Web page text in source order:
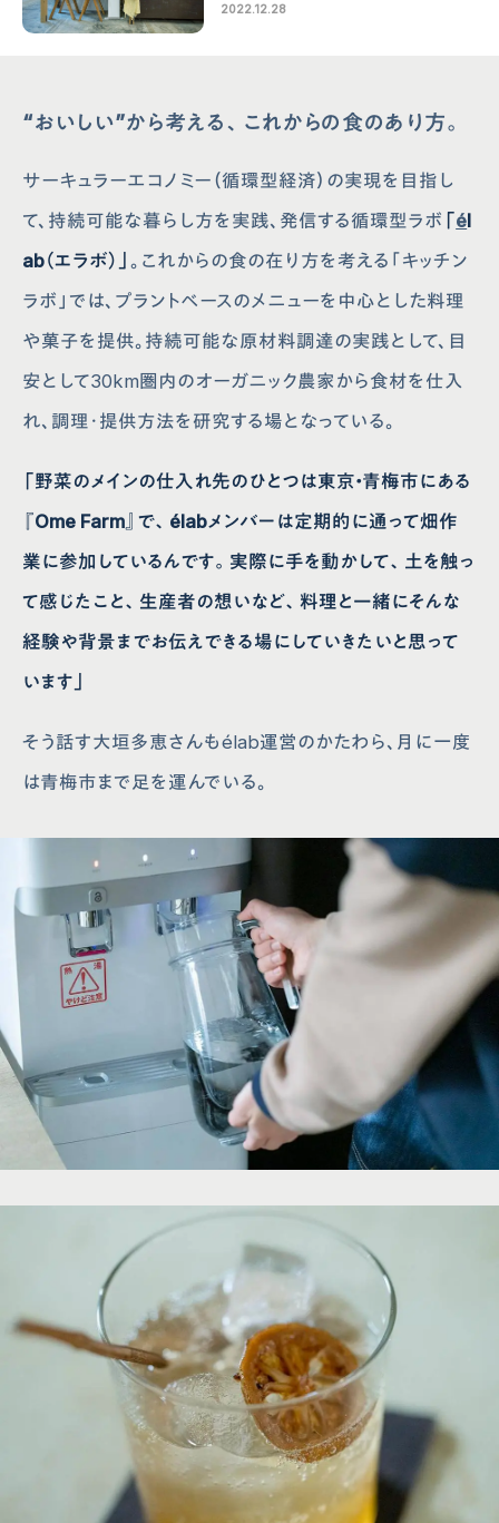
2022.12.28
“おいしい”から考える、これからの食のあり方。
サーキュラーエコノミー（循環型経済）の実現を目指し
て、持続可能な暮らし方を実践、発信する循環型ラボ 「él
ab（エラボ）」。これからの食の在り方を考える「キッチン
ラボ」では、プラントベースのメニューを中心とした料理
や菓子を提供。持続可能な原材料調達の実践として、目
安として30km圏内のオーガニック農家から食材を仕入
れ、調理・提供方法を研究する場となっている。
「野菜のメインの仕入れ先のひとつは東京・青梅市にある
『Ome Farm』で、élabメンバーは定期的に通って畑作
業に参加しているんです。実際に手を動かして、土を触っ
て感じたこと、生産者の想いなど、料理と一緒にそんな
経験や背景までお伝えできる場にしていきたいと思って
います」
そう話す大垣多恵さんもélab運営のかたわら、月に一度
は青梅市まで足を運んでいる。